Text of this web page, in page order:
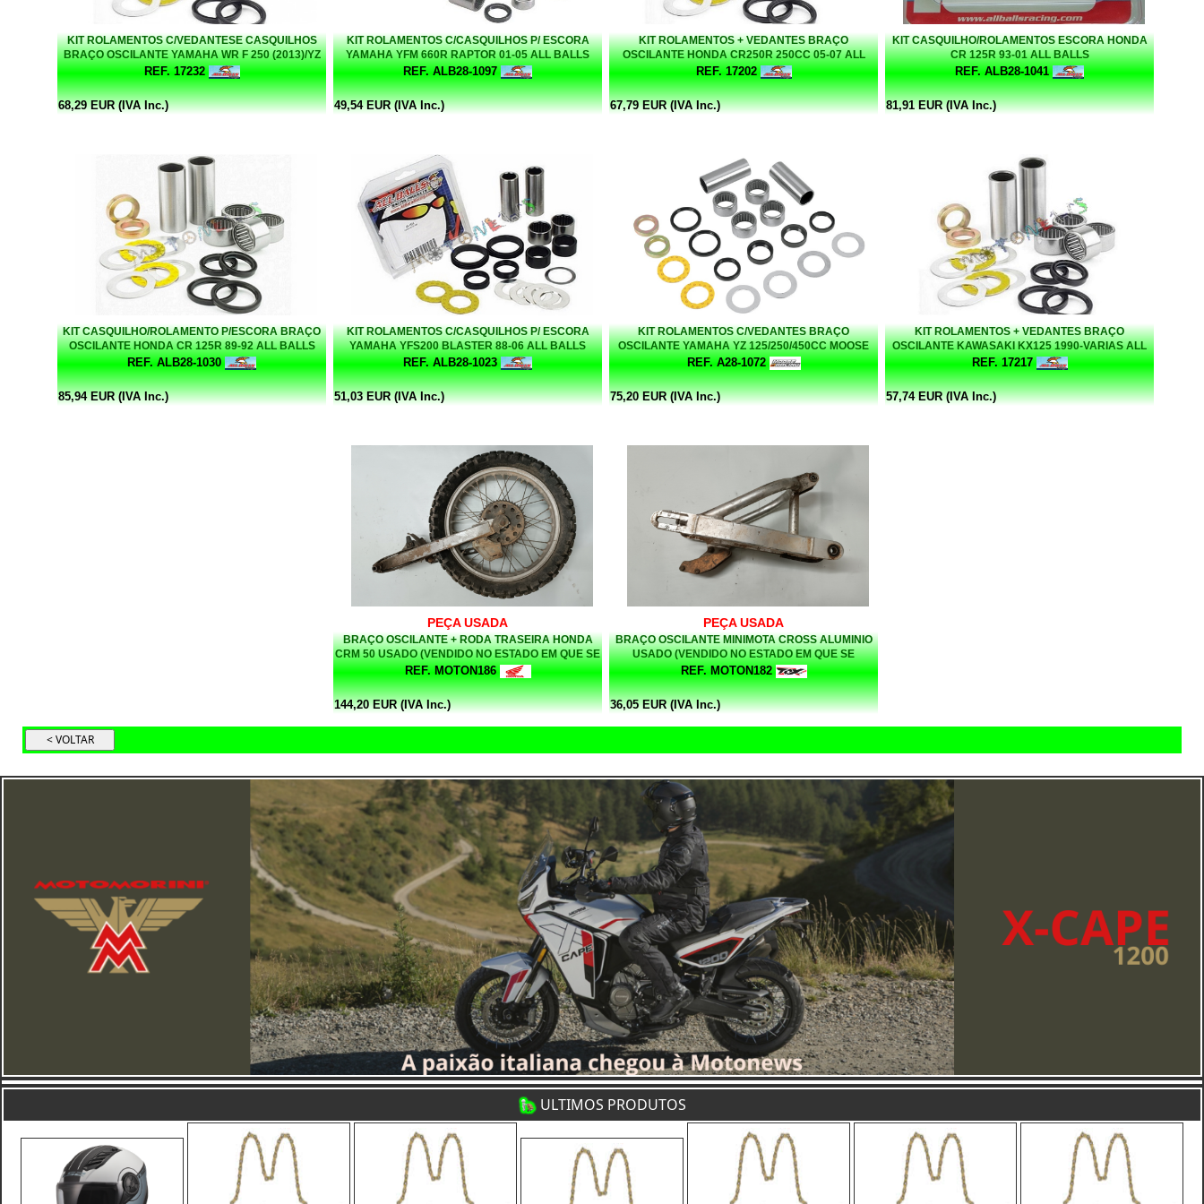
KIT ROLAMENTOS C/VEDANTESE CASQUILHOS
BRAÇO OSCILANTE YAMAHA WR F 250 (2013)/YZ
250 (2008-12) ALL BALLS
REF. 17232
68,29 EUR (IVA Inc.)
KIT ROLAMENTOS C/CASQUILHOS P/ ESCORA
YAMAHA YFM 660R RAPTOR 01-05 ALL BALLS
REF. ALB28-1097
49,54 EUR (IVA Inc.)
KIT ROLAMENTOS + VEDANTES BRAÇO
OSCILANTE HONDA CR250R 250CC 05-07 ALL
BALLS
REF. 17202
67,79 EUR (IVA Inc.)
KIT CASQUILHO/ROLAMENTOS ESCORA HONDA
CR 125R 93-01 ALL BALLS
REF. ALB28-1041
81,91 EUR (IVA Inc.)
KIT CASQUILHO/ROLAMENTO P/ESCORA BRAÇO
OSCILANTE HONDA CR 125R 89-92 ALL BALLS
REF. ALB28-1030
85,94 EUR (IVA Inc.)
KIT ROLAMENTOS C/CASQUILHOS P/ ESCORA
YAMAHA YFS200 BLASTER 88-06 ALL BALLS
REF. ALB28-1023
51,03 EUR (IVA Inc.)
KIT ROLAMENTOS C/VEDANTES BRAÇO
OSCILANTE YAMAHA YZ 125/250/450CC MOOSE
RACING
REF. A28-1072
75,20 EUR (IVA Inc.)
KIT ROLAMENTOS + VEDANTES BRAÇO
OSCILANTE KAWASAKI KX125 1990-VARIAS ALL
BALLS
REF. 17217
57,74 EUR (IVA Inc.)
PEÇA USADA
BRAÇO OSCILANTE + RODA TRASEIRA HONDA
CRM 50 USADO (VENDIDO NO ESTADO EM QUE SE
ENCONTRA)
REF. MOTON186
144,20 EUR (IVA Inc.)
PEÇA USADA
BRAÇO OSCILANTE MINIMOTA CROSS ALUMINIO
USADO (VENDIDO NO ESTADO EM QUE SE
ENCONTRA)
REF. MOTON182
36,05 EUR (IVA Inc.)
ULTIMOS PRODUTOS